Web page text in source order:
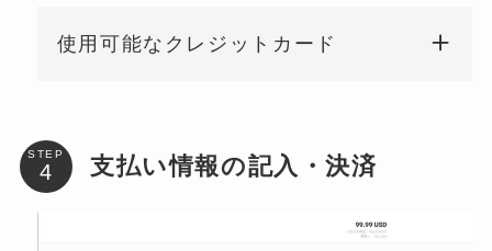
使用可能なクレジットカード
STEP 支払い情報の記入・決済